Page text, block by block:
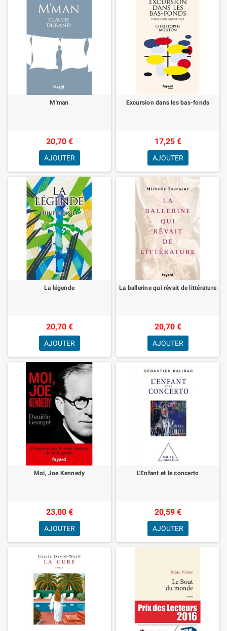
M'man
20,70 €
AJOUTER
Excursion dans les bas-fonds
17,25 €
AJOUTER
La légende
20,70 €
AJOUTER
La ballerine qui rêvait de littérature
20,70 €
AJOUTER
Moi, Joe Kennedy
23,00 €
AJOUTER
L'Enfant et le concerto
20,59 €
AJOUTER